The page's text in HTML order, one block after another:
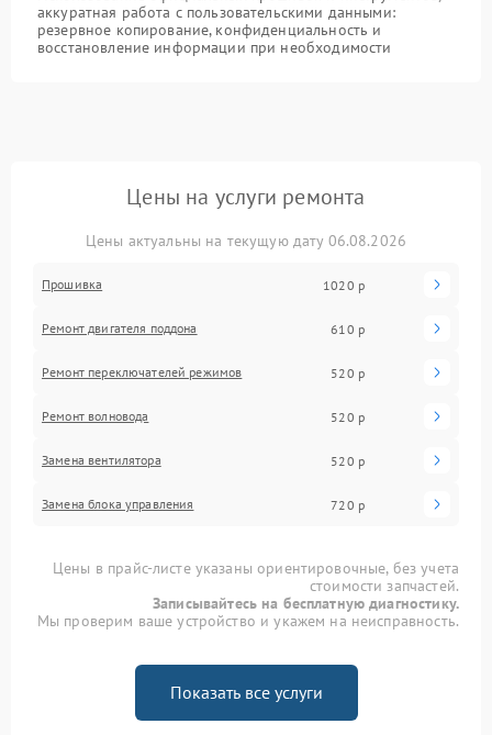
аккуратная работа с пользовательскими данными:
резервное копирование, конфиденциальность и
восстановление информации при необходимости
Цены на услуги ремонта
Цены актуальны на текущую дату 06.08.2026
Прошивка 1020 р
Ремонт двигателя поддона 610 р
Ремонт переключателей режимов 520 р
Ремонт волновода 520 р
Замена вентилятора 520 р
Замена блока управления 720 р
Цены в прайс-листе указаны ориентировочные, без учета
стоимости запчастей.
Записывайтесь на бесплатную диагностику.
Мы проверим ваше устройство и укажем на неисправность.
Показать все услуги